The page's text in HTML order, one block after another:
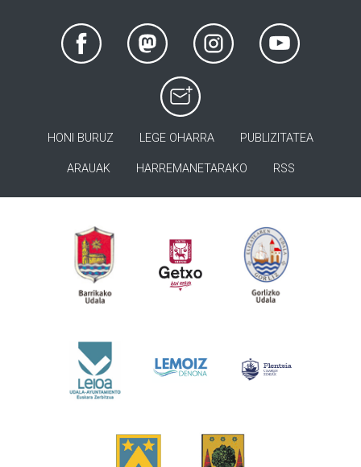
HONI BURUZ LEGE OHARRA PUBLIZITATEA
ARAUAK HARREMANETARAKO RSS